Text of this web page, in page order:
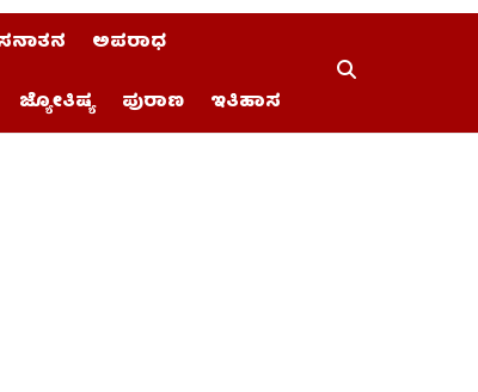
ಅಪರಾಧ
ಜ್ಯೋತಿಷ್ಯ ಪುರಾಣ ಇತಿಹಾಸ